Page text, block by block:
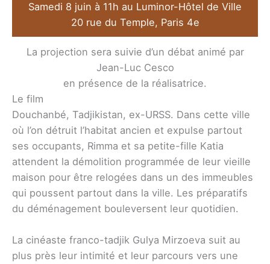
Samedi 8 juin à 11h au Luminor-Hôtel de Ville
20 rue du Temple, Paris 4e
La projection sera suivie d’un débat animé par
Jean-Luc Cesco
en présence de la réalisatrice.
Le film
Douchanbé, Tadjikistan, ex-URSS. Dans cette ville
où l’on détruit l’habitat ancien et expulse partout
ses occupants, Rimma et sa petite-fille Katia
attendent la démolition programmée de leur vieille
maison pour être relogées dans un des immeubles
qui poussent partout dans la ville. Les préparatifs
du déménagement bouleversent leur quotidien.
La cinéaste franco-tadjik Gulya Mirzoeva suit au
plus près leur intimité et leur parcours vers une